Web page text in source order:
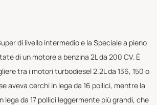
di livello intermedio e la Speciale a pieno
di un motore a benzina 2L da 200 CV. È
tra i motori turbodiesel 2.2L da 136, 150 o
aveva cerchi in lega da 16 pollici, mentre la
lega da 17 pollici leggermente più grandi, che